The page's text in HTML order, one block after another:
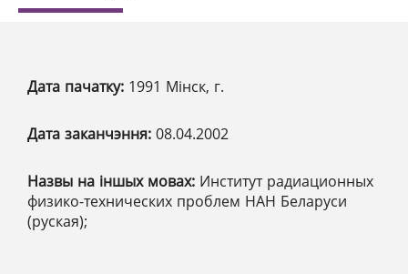
Дата пачатку: 1991 Мінск, г.
Дата заканчэння: 08.04.2002
Назвы на іншых мовах: Институт радиационных
физико-технических проблем НАН Беларуси
(руская);